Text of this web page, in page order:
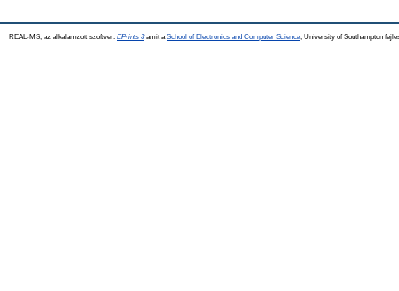
REAL-MS, az alkalamzott szoftver: EPrints 3amit a School of Electronics and Computer Science , University of Southampton